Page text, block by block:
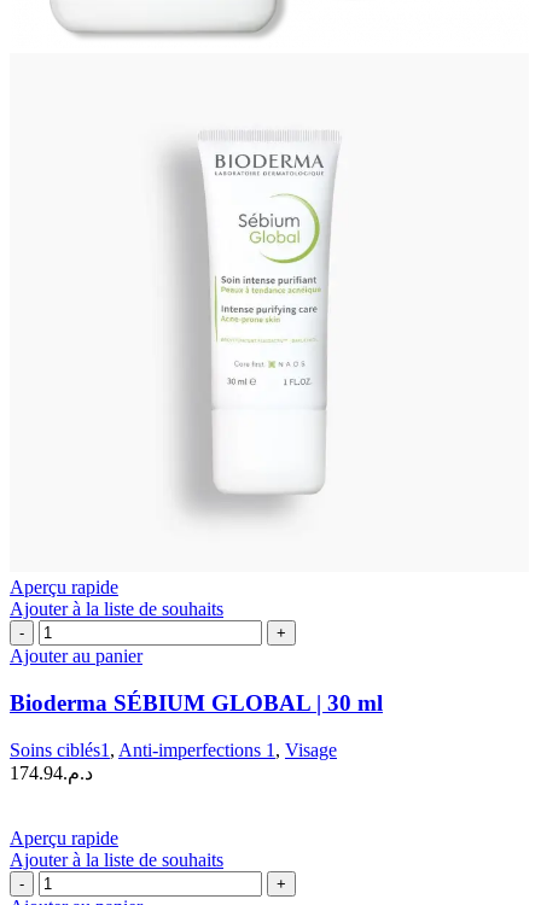
Aperçu rapide
Ajouter à la liste de souhaits
quantité
de
Bioderma
SÉBIUM
GLOBAL
30
ml
Ajouter au panier
Bioderma SÉBIUM GLOBAL | 30 ml
Soins ciblés1 , Anti-imperfections 1 , Visage
د.م.174.94
Aperçu rapide
Ajouter à la liste de souhaits
quantité